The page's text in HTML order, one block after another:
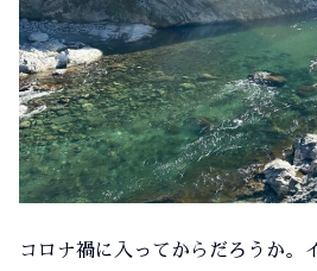
コロナ禍に入ってからだろうか。